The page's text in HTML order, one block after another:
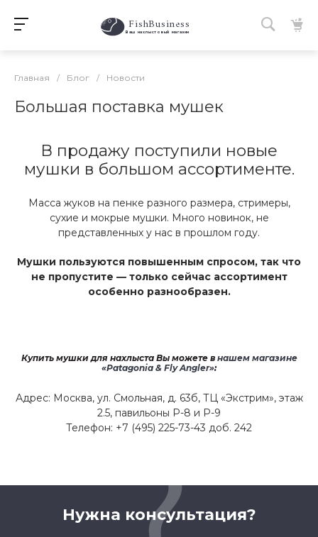
FishBusiness
Ваш нахлыстовый магазин
Главная / Блог / Новости
Большая поставка мушек
В продажу поступили новые
мушки в большом ассортименте.
Масса жуков на пенке разного размера, стримеры,
сухие и мокрые мушки. Много новинок, не
представленных у нас в прошлом году.
Мушки пользуются повышенным спросом, так что
не пропустите — только сейчас ассортимент
особенно разнообразен.
Купить мушки для нахлыста Вы можете в нашем магазине
«Patagonia & Fly Angler»:
Адрес: Москва, ул. Смольная, д. 63б, ТЦ «Экстрим», этаж
2.5, павильоны Р-8 и Р-9
Телефон: +7 (495) 225-73-43 доб. 242
Нужна консультация?